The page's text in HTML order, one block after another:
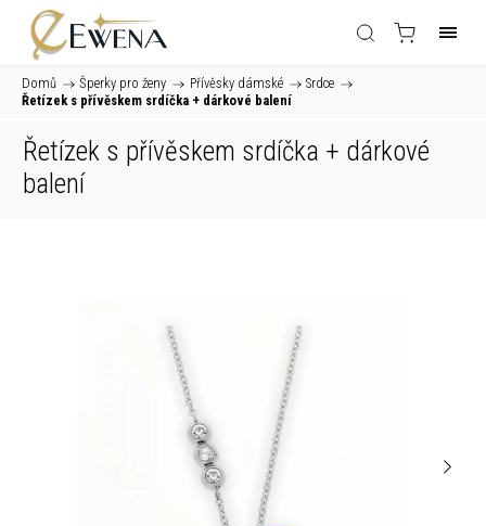
Domů / Šperky pro ženy / Přívěsky dámské / Srdce /
Řetízek s přívěskem srdíčka + dárkové balení
Řetízek s přívěskem srdíčka + dárkové
balení